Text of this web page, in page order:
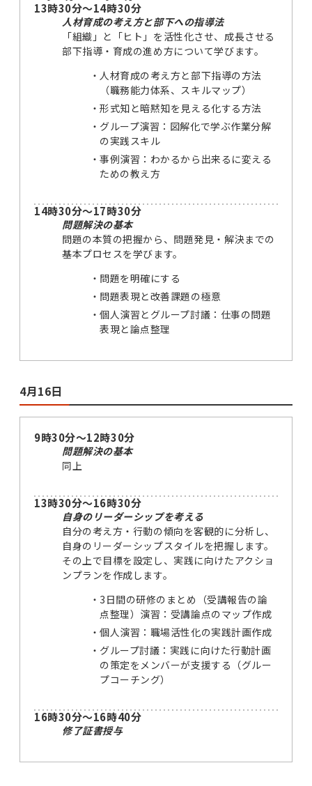
13時30分～14時30分
人材育成の考え方と部下への指導法
「組織」と「ヒト」を活性化させ、成長させる
部下指導・育成の進め方について学びます。
人材育成の考え方と部下指導の方法
（職務能力体系、スキルマップ）
形式知と暗黙知を見える化する方法
グループ演習：図解化で学ぶ作業分解
の実践スキル
事例演習：わかるから出来るに変える
ための教え方
14時30分～17時30分
問題解決の基本
問題の本質の把握から、問題発見・解決までの
基本プロセスを学びます。
問題を明確にする
問題表現と改善課題の極意
個人演習とグループ討議：仕事の問題
表現と論点整理
4月16日
9時30分～12時30分
問題解決の基本
同上
13時30分～16時30分
自身のリーダーシップを考える
自分の考え方・行動の傾向を客観的に分析し、
自身のリーダーシップスタイルを把握します。
その上で目標を設定し、実践に向けたアクショ
ンプランを作成します。
3日間の研修のまとめ（受講報告の論
点整理）演習：受講論点のマップ作成
個人演習：職場活性化の実践計画作成
グループ討議：実践に向けた行動計画
の策定をメンバーが支援する（グルー
プコーチング）
16時30分～16時40分
修了証書授与